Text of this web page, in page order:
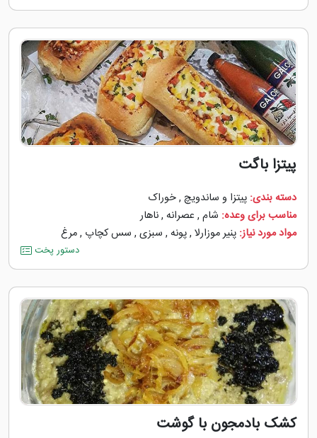
پیتزا باگت
دسته بندی: پیتزا و ساندویچ ,خوراک
مناسب برای وعده: شام , عصرانه ,ناهار
مواد مورد نیاز: پنیر موزارلا ,پونه , سبزی , سس کچاپ ,مرغ
دستور پخت
کشک بادمجون با گوشت